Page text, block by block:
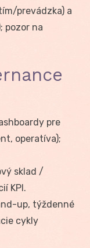
prevádzka) a
pozor na
pre
operatíva);
sklad /
KPI.
up, týždenné
cykly